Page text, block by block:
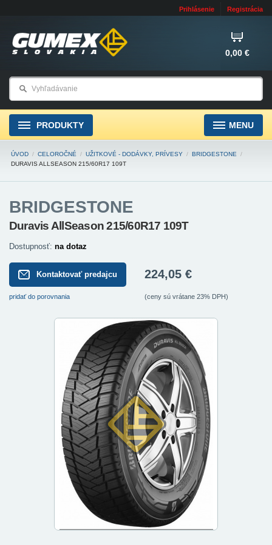
Prihlásenie Registrácia
0,00 €
PRODUKTY MENU
ÚVOD / CELOROČNÉ / UŽITKOVÉ - DODÁVKY, PRÍVESY / BRIDGESTONE
/
DURAVIS ALLSEASON 215/60R17 109T
BRIDGESTONE
Duravis AllSeason 215/60R17 109T
Dostupnosť: na dotaz
Kontaktovať predajcu
pridať do porovnania
224,05 €
(ceny sú vrátane 23% DPH)